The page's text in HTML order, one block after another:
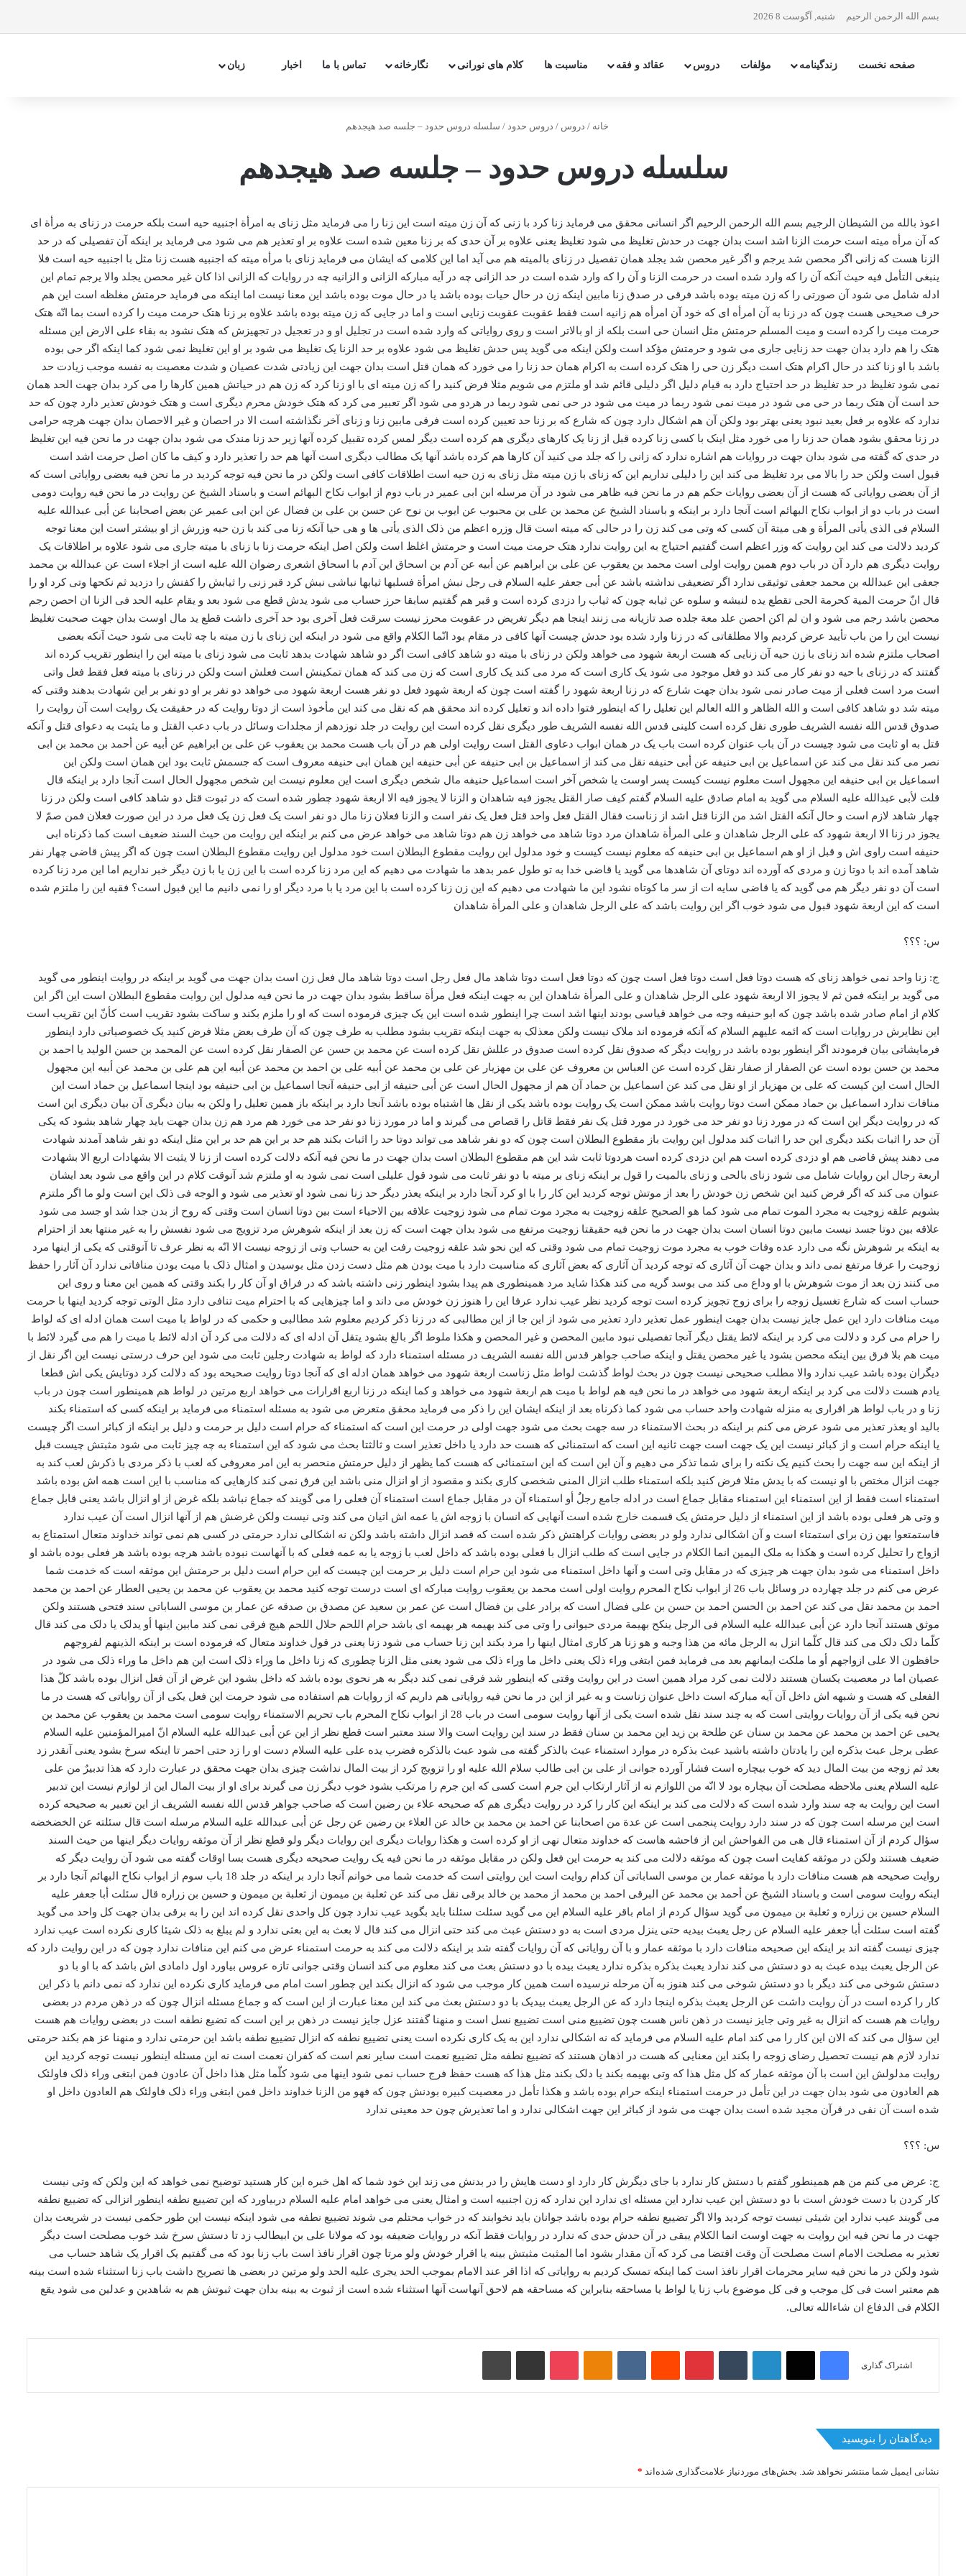
بسم الله الرحمن الرحیم شنبه, آگوست 8 2026
صفحه نخست زندگینامه مؤلفات دروس عقائد و فقه مناسبت ها کلام های نورانی نگارخانه تماس با ما اخبار زبان
خانه / دروس / دروس حدود / سلسله دروس حدود – جلسه صد هیجدهم
سلسله دروس حدود – جلسه صد هیجدهم
اعوذ بالله من الشیطان الرجیم بسم الله الرحمن الرحیم اگر انسانی محقق می فرماید زنا کرد با زنی که آن زن میته است این زنا را می فرماید مثل زنای به امرأة اجنبیه حیه است بلکه حرمت در زنای به مرأة ای
که آن مرأه میته است حرمت الزنا اشد است بدان جهت در حدش تغلیظ می شود تغلیظ یعنی علاوه بر آن حدی که بر زنا معین شده است علاوه بر او تعذیر هم می شود می فرماید بر اینکه آن تفصیلی که در حد
الزنا هست که زانی اگر محصن شد یرجم و اگر غیر محصن شد یجلد همان تفصیل در زنای بالمیته هم می آید اما این کلامی که ایشان می فرماید زنای با مرأه میته که اجنبیه هست زنا مثل با اجنبیه حیه است فلا
ینبغی التأمل فیه حیث آنکه آن را که وارد شده است در حرمت الزنا و آن را که وارد شده است در حد الزانی چه در آیه مبارکه الزانی و الزانیه چه در روایات که الزانی اذا کان غیر محصن یجلد والا یرجم تمام این
ادله شامل می شود آن صورتی را که زن میته بوده باشد فرقی در صدق زنا مابین اینکه زن در حال حیات بوده باشد یا در حال موت بوده باشد این معنا نیست اما اینکه می فرماید حرمتش مغلظه است این هم
حرف صحیحی هست چون که در زنا به آن امرأه ای که خود آن امرأه هم زانیه است فقط عقوبت عقوبت زنایی است و اما در جایی که زن میته بوده باشد علاوه بر زنا هتک حرمت میت را کرده است بما انّه هتک
حرمت میت را کرده است و میت المسلم حرمتش مثل انسان حی است بلکه از او بالاتر است و روی روایاتی که وارد شده است در تجلیل او و در تعجیل در تجهیزش که هتک نشود به بقاء علی الارض این مسئله
هتک را هم دارد بدان جهت حد زنایی جاری می شود و حرمتش مؤکد است ولکن اینکه می گوید پس حدش تغلیظ می شود علاوه بر حد الزنا یک تغلیظ می شود بر او این تغلیظ نمی شود کما اینکه اگر حی بوده
باشد با او زنا کند در حال اکرام هتک است دیگر زن حی را هتک کرده است به اکرام همان حد زنا را می خورد که همان قتل است بدان جهت این زیادتی شدت عصیان و شدت معصیت به نفسه موجب زیادت حد
نمی شود تغلیظ در حد تغلیظ در حد احتیاج دارد به قیام دلیل اگر دلیلی قائم شد او ملتزم می شویم مثلا فرض کنید را که زن میته ای با او زنا کرد که زن هم در حیاتش همین کارها را می کرد بدان جهت الحد همان
حد است آن هتک ربما در حی می شود در میت نمی شود ربما در میت می شود در حی نمی شود ربما در هردو می شود اگر تعبیر می کرد که هتک خودش محرم دیگری است و هتک خودش تعذیر دارد چون که حد
ندارد که علاوه بر فعل بعید نبود یعنی بهتر بود ولکن آن هم اشکال دارد چون که شارع که بر زنا حد تعیین کرده است فرقی مابین زنا و زنای آخر نگذاشته است الا در احصان و غیر الاحصان بدان جهت هرچه حرامی
در زنا محقق بشود همان حد زنا را می خورد مثل اینک با کسی زنا کرده قبل از زنا یک کارهای دیگری هم کرده است دیگر لمس کرده تقبیل کرده آنها زیر حد زنا مندک می شود بدان جهت در ما نحن فیه این تغلیظ
در حدی که گفته می شود بدان جهت در روایات هم اشاره ندارد که زانی را که جلد می کنید آن کارها هم کرده باشد آنها یک مطالب دیگری است آنها هم حد را تعذیر دارد و کیف ما کان اصل حرمت اشد است
قبول است ولکن حد را بالا می برد تغلیظ می کند این را دلیلی نداریم این که زنای با زن میته مثل زنای به زن حیه است اطلاقات کافی است ولکن در ما نحن فیه توجه کردید در ما نحن فیه بعضی روایاتی است که
از آن بعضی روایاتی که هست از آن بعضی روایات حکم هم در ما نحن فیه ظاهر می شود در آن مرسله ابن ابی عمیر در باب دوم از ابواب نکاح البهائم است و باسناد الشیخ عن روایت در ما نحن فیه روایت دومی
است در باب دو از ابواب نکاح البهائم است آنجا دارد بر اینکه و باسناد الشیخ عن محمد بن علی بن محبوب عن ایوب بن نوح عن حسن بن علی بن فضال عن ابن ابی عمیر عن بعض اصحابنا عن أبی عبدالله علیه
السلام فی الذی یأتی المرأة و هی میتة آن کسی که وتی می کند زن را در حالی که میته است قال وزره اعظم من ذلک الذی یأتی ها و هی حیا آنکه زنا می کند با زن حیه وزرش از او بیشتر است این معنا توجه
کردید دلالت می کند این روایت که وزر اعظم است گفتیم احتیاج به این روایت ندارد هتک حرمت میت است و حرمتش اغلظ است ولکن اصل اینکه حرمت زنا با زنای با میته جاری می شود علاوه بر اطلاقات یک
روایت دیگری هم دارد آن در باب دوم همین روایت اولی است محمد بن یعقوب عن علی بن ابراهیم عن أبیه عن آدم بن اسحاق این آدم با اسحاق اشعری رضوان الله علیه است از اجلاء است عن عبدالله بن محمد
جعفی این عبدالله بن محمد جعفی توثیقی ندارد اگر تضعیفی نداشته باشد عن أبی جعفر علیه السلام فی رجل نبش امرأة فسلبها ثیابها نباشی نبش کرد قبر زنی را ثیابش را کفنش را دزدید ثم نکحها وتی کرد او را
قال انّ حرمت المیة کحرمة الحی تقطع یده لنبشه و سلوه عن ثیابه چون که ثیاب را دزدی کرده است و قبر هم گفتیم سابقا حرز حساب می شود یدش قطع می شود بعد و یقام علیه الحد فی الزنا ان احصن رجم
محصن باشد رجم می شود و ان لم اکن احصن علد معة جلده صد تازیانه می زنند اینجا هم دیگر تغریض در عقوبت محرز نیست سرقت فعل آخری بود حد آخری داشت قطع ید مال اوست بدان جهت صحبت تغلیظ
نیست این را من باب تأیید عرض کردیم والا مطلقاتی که در زنا وارد شده بود حدش چیست آنها کافی در مقام بود انّما الکلام واقع می شود در اینکه این زنای با زن میته با چه ثابت می شود حیث آنکه بعضی
اصحاب ملتزم شده اند زنای با زن حیه آن زنایی که هست اربعة شهود می خواهد ولکن در زنای با میته دو شاهد کافی است اگر دو شاهد شهادت بدهد ثابت می شود زنای با میته این را اینطور تقریب کرده اند
گفتند که در زنای با حیه دو نفر کار می کند دو فعل موجود می شود یک کاری است که مرد می کند یک کاری است که زن می کند که همان تمکینش است فعلش است ولکن در زنای با میته فعل فقط فعل واتی
است مرد است فعلی از میت صادر نمی شود بدان جهت شارع که در زنا اربعة شهود را گفته است چون که اربعة شهود فعل دو نفر هست اربعة شهود می خواهد دو نفر بر او دو نفر بر این شهادت بدهند وقتی که
میته شد دو شاهد کافی است و الله الظاهر و الله العالم این تعلیل را که اینطور فتوا داده اند و تعلیل کرده اند محقق هم که نقل می کند این مأخوذ است از دوتا روایت که در حقیقت یک روایت است آن روایت را
صدوق قدس الله نفسه الشریف طوری نقل کرده است کلینی قدس الله نفسه الشریف طور دیگری نقل کرده است این روایت در جلد نوزدهم از مجلدات وسائل در باب دعب القتل و ما یثبت به دعوای قتل و آنکه
قتل به او ثابت می شود چیست در آن باب عنوان کرده است باب یک در همان ابواب دعاوی القتل است روایت اولی هم در آن باب هست محمد بن یعقوب عن علی بن ابراهیم عن أبیه عن أحمد بن محمد بن ابی
نصر می کند نقل می کند عن اسماعیل بن ابی حنیفه عن أبی حنیفه نقل می کند از اسماعیل بن ابی حنیفه عن أبی حنیفه این همان ابی حنیفه معروف است که جسمش ثابت بود این همان است ولکن این
اسماعیل بن ابی حنیفه این مجهول است معلوم نیست کیست پسر اوست یا شخص آخر است اسماعیل حنیفه مال شخص دیگری است این معلوم نیست این شخص مجهول الحال است آنجا دارد بر اینکه قال
قلت لأبی عبدالله علیه السلام می گوید به امام صادق علیه السلام گفتم کیف صار القتل یجوز فیه شاهدان و الزنا لا یجوز فیه الا اربعة شهود چطور شده است که در ثبوت قتل دو شاهد کافی است ولکن در زنا
چهار شاهد لازم است و حال آنکه القتل اشد من الزنا قتل اشد از زناست فقال القتل فعل واحد قتل فعل یک نفر است و الزنا فعلان زنا مال دو نفر است یک فعل زن یک فعل مرد در این صورت فعلان فمن صمّ لا
یجوز در زنا الا اربعة شهود که علی الرجل شاهدان و علی المرأة شاهدان مرد دوتا شاهد می خواهد زن هم دوتا شاهد می خواهد عرض می کنم بر اینکه این روایت من حیث السند ضعیف است کما ذکرناه ابی
حنیفه است راوی اش و قبل از او هم اسماعیل بن ابی حنیفه که معلوم نیست کیست و خود مدلول این روایت مقطوع البطلان است خود مدلول این روایت مقطوع البطلان است چون که اگر پیش قاضی چهار نفر
شاهد آمده اند با دوتا زن و مردی که آورده اند دوتای آن شاهدها می گوید یا قاضی خدا به تو طول عمر بدهد ما شهادت می دهیم که این مرد زنا کرده است با این زن یا با زن دیگر خبر نداریم اما این مرد زنا کرده
است آن دو نفر دیگر هم می گوید که یا قاضی سایه ات از سر ما کوتاه نشود این ما شهادت می دهیم که این زن زنا کرده است با این مرد یا با مرد دیگر او را نمی دانیم ما این قبول است؟ فقیه این را ملتزم شده
است که این اربعة شهود قبول می شود خوب اگر این روایت باشد که علی الرجل شاهدان و علی المرأة شاهدان
س: ؟؟؟
ج: زنا واحد نمی خواهد زنای که هست دوتا فعل است دوتا فعل است چون که دوتا فعل است دوتا شاهد مال فعل رجل است دوتا شاهد مال فعل زن است بدان جهت می گوید بر اینکه در روایت اینطور می گوید می گوید بر اینکه فمن ثم لا یجوز الا اربعة شهود علی الرجل شاهدان و علی المرأة شاهدان این به جهت اینکه فعل مرأة ساقط بشود بدان جهت در ما نحن فیه مدلول این روایت مقطوع البطلان است این اگر این کلام از امام صادر شده باشد چون که ابو حنیفه وجه می خواهد قیاسی بودند اینها اشد است چرا اینطور شده است این یک چیزی فرموده است که او را ملزم بکند و ساکت بشود تقریب است کأنّ این تقریب است این نظایرش در روایات است که ائمه علیهم السلام که آنکه فرموده اند ملاک نیست ولکن معذلک به جهت اینکه تقریب بشود مطلب به طرف چون که آن طرف بعض مثلا فرض کنید یک خصوصیاتی دارد اینطور فرمایشاتی بیان فرمودند اگر اینطور بوده باشد در روایت دیگر که صدوق نقل کرده است صدوق در عللش نقل کرده است عن محمد بن حسن عن الصفار نقل کرده است عن المحمد بن حسن الولید یا احمد بن محمد بن حسن بوده است عن الصفار از صفار نقل کرده است عن العباس بن معروف عن علی بن مهزیار عن علی بن محمد عن أبیه علی بن احمد بن محمد عن أبیه این هم علی بن محمد عن أبیه این مجهول الحال است این کیست که علی بن مهزیار از او نقل می کند عن اسماعیل بن حماد آن هم از مجهول الحال است عن أبی حنیفه از ابی حنیفه آنجا اسماعیل بن ابی حنیفه بود اینجا اسماعیل بن حماد است این منافات ندارد اسماعیل بن حماد ممکن است دوتا روایت باشد ممکن است یک روایت بوده باشد یکی از نقل ها اشتباه بوده باشد آنجا دارد بر اینکه باز همین تعلیل را ولکن به بیان دیگری آن بیان دیگری این است که در روایت دیگر این است که در مورد زنا دو نفر حد می خورد در مورد قتل یک نفر فقط قاتل را قصاص می گیرند و اما در مورد زنا دو نفر حد می خورد هم مرد هم زن بدان جهت باید چهار شاهد بشود که یکی آن حد را اثبات بکند دیگری این حد را اثبات کند مدلول این روایت باز مقطوع البطلان است چون که دو نفر شاهد می تواند دوتا حد را اثبات بکند هم حد بر این هم حد بر این مثل اینکه دو نفر شاهد آمدند شهادت می دهند پیش قاضی هم او دزدی کرده است هم این دزدی کرده است هردوتا ثابت شد این هم مقطوع البطلان است بدان جهت در ما نحن فیه آنکه دلالت کرده است از زنا لا یثبت الا بشهادات اربع الا بشهادت اربعة رجال این روایات شامل می شود زنای بالحی و زنای بالمیت را قول بر اینکه زنای بر میته با دو نفر ثابت می شود قول علیلی است نمی شود به او ملتزم شد آنوقت کلام در این واقع می شود بعد ایشان عنوان می کند که اگر فرض کنید این شخص زن خودش را بعد از موتش توجه کردید این کار را با او کرد آنجا دارد بر اینکه یعذر دیگر حد زنا نمی شود او تعذیر می شود و الوجه فی ذلک این است ولو ما اگر ملتزم بشویم علقه زوجیت به مجرد الموت تمام می شود کما هو الصحیح علقه زوجیت به مجرد موت تمام می شود زوجیت علاقه بین الاحیاء است بین دوتا انسان است وقتی که روح از بدن جدا شد او جسد می شود علاقه بین دوتا جسد نیست مابین دوتا انسان است بدان جهت در ما نحن فیه حقیقتا زوجیت مرتفع می شود بدان جهت است که زن بعد از اینکه شوهرش مرد تزویج می شود نفسش را به غیر منتها بعد از احترام به اینکه بر شوهرش نگه می دارد عده وفات خوب به مجرد موت زوجیت تمام می شود وقتی که این نحو شد علقه زوجیت رفت این به حساب وتی از زوجه نیست الا انّه به نظر عرف تا آنوقتی که یکی از اینها مرد زوجیت را عرفا مرتفع نمی داند و بدان جهت آن آثاری که توجه کردید آن آثاری که بعض آثاری که مناسبت دارد با میت بودن هم مثل دست زدن مثل بوسیدن و امثال ذلک با میت بودن منافاتی ندارد آن آثار را حفظ می کنند زن بعد از موت شوهرش با او وداع می کند می بوسد گریه می کند هکذا شاید مرد همینطوری هم پیدا بشود اینطور زنی داشته باشد که در فراق او آن کار را بکند وقتی که همین این معنا و روی این حساب است که شارع تغسیل زوجه را برای زوج تجویز کرده است توجه کردید نظر عیب ندارد عرفا این را هنوز زن خودش می داند و اما چیزهایی که با احترام میت تنافی دارد مثل الوتی توجه کردید اینها با حرمت میت منافات دارد این عمل جایز نیست بدان جهت اینطور عمل تعذیر دارد تعذیر می شود از این جا از این مطالبی که در زنا ذکر کردیم معلوم شد مطالبی و حکمی که در لواط با میت است همان ادله ای که لواط را حرام می کرد و دلالت می کرد بر اینکه لائط یقتل دیگر آنجا تفصیلی نبود مابین المحصن و غیر المحصن و هکذا ملوط اگر بالغ بشود یتقل آن ادله ای که دلالت می کرد آن ادله لائط با میت را هم می گیرد لائط با میت هم بلا فرق بین اینکه محصن بشود یا غیر محصن یقتل و اینکه صاحب جواهر قدس الله نفسه الشریف در مسئله استمناء دارد که لواط به شهادت رجلین ثابت می شود این حرف درستی نیست این اگر نقل از دیگران بوده باشد عیب ندارد والا مطلب صحیحی نیست چون در بحث لواط گذشت لواط مثل زناست اربعة شهود می خواهد همان ادله ای که آنجا دوتا روایت صحیحه بود که دلالت کرد دوتایش یکی اش قطعا یادم هست دلالت می کرد بر اینکه اربعة شهود می خواهد در ما نحن فیه هم لواط با میت هم اربعة شهود می خواهد و کما اینکه در زنا اربع اقرارات می خواهد اربع مرتین در لواط هم همینطور است چون در باب زنا و در باب لواط هر اقراری به منزله شهادت واحد حساب می شود کما ذکرناه بعد از اینکه ایشان این را ذکر می فرماید محقق متعرض می شود به مسئله استمناء می فرماید بر اینکه کسی که استمناء بکند بالید او یعذر تعذیر می شود عرض می کنم بر اینکه در بحث الاستمناء در سه جهت بحث می شود جهت اولی در حرمت این است که استمناء که حرام است دلیل بر حرمت و دلیل بر اینکه از کبائر است اگر چیست یا اینکه حرام است و از کبائر نیست این یک جهت است جهت ثانیه این است که استمنائی که هست حد دارد یا داخل تعذیر است و ثالثتا بحث می شود که این استمناء به چه چیز ثابت می شود مثبتش چیست قبل از اینکه این سه جهت را بحث کنیم یک نکته را برای شما تذکر می دهیم و آن این است که این استمنائی که هست کما یظهر از دلیل حرمتش منحصر به این امر معروفی که لعب با ذکر مردی با ذکرش لعب کند به جهت انزال مختص با او نیست که با یدش مثلا فرض کنید بلکه استمناء طلب انزال المنی شخصی کاری بکند و مقصود از او انزال منی باشد این فرق نمی کند کارهایی که مناسب با این است همه اش بوده باشد استمناء است فقط از این استمناء این استمناء مقابل جماع است در ادله جامع رجلٌ أو استمناء آن در مقابل جماع است استمناء آن فعلی را می گویند که جماع نباشد بلکه غرض از او انزال باشد یعنی قابل جماع و وتی هر فعلی بوده باشد از این استمناء از دلیل حرمتش یک قسمت خارج شده است آنهایی که انسان با زوجه اش یا عمه اش اتیان می کند وتی نیست ولکن غرضش هم از آنها انزال است آن عیب ندارد فاستمتعوا بهن زن برای استمتاء است و آن اشکالی ندارد ولو در بعضی روایات کراهتش ذکر شده است که قصد انزال داشته باشد ولکن نه اشکالی ندارد حرمتی در کسی هم نمی تواند خداوند متعال استمتاع به ازواج را تحلیل کرده است و هکذا به ملک الیمین انما الکلام در جایی است که طلب انزال با فعلی بوده باشد که داخل لعب با زوجه یا به عمه فعلی که با آنهاست نبوده باشد هرچه بوده باشد هر فعلی بوده باشد او داخل استمناء می شود بدان جهت هر چیزی که در مقابل وتی است و آنها داخل استمناء می شود این حرام است دلیل بر حرمت این چیست که این حرام است دلیل بر حرمتش این موثقه است که خدمت شما عرض می کنم در جلد چهارده در وسائل باب 26 از ابواب نکاح المحرم روایت اولی است محمد بن یعقوب روایت مبارکه ای است درست توجه کنید محمد بن یعقوب عن محمد بن یحیی العطار عن احمد بن محمد احمد بن محمد نقل می کند عن احمد بن الحسن احمد بن حسن بن علی فضال است که برادر علی بن فضال است عن عمر بن سعید عن مصدق بن صدقه عن عمار بن موسی الساباتی سند فتحی هستند ولکن موثق هستند آنجا دارد عن أبی عبدالله علیه السلام فی الرجل ینکح بهیمة مردی حیوانی را وتی می کند بهیمه هر بهیمه ای باشد حرام اللحم حلال اللحم هیچ فرقی نمی کند مابین اینها أو یدلک یا دلک می کند قال کلّما دلک دلک می کند قال کلّما انزل به الرجل مائه من هذا وجبه و هو زنا هر کاری امثال اینها را مرد بکند این زنا حساب می شود زنا یعنی در قول خداوند متعال که فرموده است بر اینکه الذینهم لفروجهم حافظون الا علی ازواجهم أو ما ملکت ایمانهم بعد می فرماید فمن ابتغی وراء ذلک یعنی داخل ما وراء ذلک می شود یعنی مثل الزنا چطوری که زنا داخل ما وراء ذلک است این هم داخل ما وراء ذلک می شود در عصیان اما در معصیت یکسان هستند دلالت نمی کرد مراد همین است در این روایت وقتی که اینطور شد فرقی نمی کند دیگر به هر نحوی بوده باشد که داخل بشود این غرض از آن فعل انزال بوده باشد کلّ هذا الفعلی که هست و شبهه اش داخل آن آیه مبارکه است داخل عنوان زناست و به غیر از این در ما نحن فیه روایاتی هم داریم که از روایات هم استفاده می شود حرمت این فعل یکی از آن روایاتی که هست در ما نحن فیه یکی از آن روایات روایتی است که به چند سند نقل شده است یکی از آنها روایت سومی است در باب 28 از ابواب نکاح المحرم باب تحریم الاستمناء روایت سومی است محمد بن یعقوب عن محمد بن یحیی عن احمد بن محمد عن محمد بن سنان عن طلحة بن زید این محمد بن سنان فقط در سند این روایت است والا سند معتبر است قطع نظر از این عن أبی عبدالله علیه السلام انّ امیرالمؤمنین علیه السلام عطی برجل عبث بذکره این را یادتان داشته باشید عبث بذکره در موارد استمناء عبث بالذکر گفته می شود عبث بالذکره فضرب یده علی علیه السلام دست او را زد حتی احمر تا اینکه سرخ بشود یعنی آنقدر زد بعد ثم زوجه من بیت المال دید که خوب بیچاره است فشار آورده جوانی از علی بن ابی طالب سلام الله علیه او را تزویج کرد از بیت المال نداشت چیزی بدان جهت محقق در عبارت دارد که هذا تدبیرٌ من علی علیه السلام یعنی ملاحظه مصلحت آن بیچاره بود لا انّه من اللوازم نه از آثار ارتکاب این جرم است کسی که این جرم را مرتکب بشود خوب دیگر زن می گیرند برای او از بیت المال این از لوازم نیست این تدبیر است این روایت به چه سند وارد شده است که دلالت می کند بر اینکه این کار را کرد در روایت دیگری هم که صحیحه علاء بن رضین است که صاحب جواهر قدس الله نفسه الشریف از این تعبیر به صحیحه کرده است این مرسله است چون که در سند دارد روایت پنجمی است عن عدة من اصحابنا عن احمد بن محمد بن خالد عن العلاء بن رضین عن رجل عن أبی عبدالله علیه السلام مرسله است قال سئلته عن الخضخضه سؤال کردم از آن استمناء قال هی من الفواحش این از فاحشه هاست که خداوند متعال نهی از او کرده است و هکذا روایات دیگری این روایات دیگر ولو قطع نظر از آن موثقه روایات دیگر اینها من حیث السند ضعیف هستند ولکن در موثقه کفایت است چون که موثقه دلالت می کند به حرمت این فعل ولکن در مقابل موثقه در ما نحن فیه یک روایت صحیحه دیگری هست بسا اوقات گفته می شود آن روایت دیگر که روایت صحیحه هم هست منافات دارد با موثقه عمار بن موسی الساباتی آن کدام روایت است این روایتی است که خدمت شما می خوانم آنجا دارد بر اینکه در جلد 18 باب سوم از ابواب نکاح البهائم آنجا دارد بر اینکه روایت سومی است و باسناد الشیخ عن أحمد بن محمد عن البرقی احمد بن محمد از محمد بن خالد برقی نقل می کند عن ثعلبة بن میمون از ثعلبة بن میمون و حسین بن زراره قال سئلت أبا جعفر علیه السلام حسین بن زراره و ثعلبة بن میمون می گوید سؤال کردم از امام باقر علیه السلام این می گوید سئلت سئلنا باید بگوید عیب ندارد چون کل واحدی نقل کرده اند این را به برقی بدان جهت کل واحد می گوید گفته است سئلت أبا جعفر علیه السلام عن رجل یعبث بیدیه حتی ینزل مردی است به دو دستش عبث می کند حتی انزال می کند قال لا بعث به این بعثی ندارد و لم یبلغ به ذلک شیئا کاری نکرده است عیب ندارد چیزی نیست
س: ؟؟؟
ج: عرض می کنم من هم همینطور گفتم با دستش کار ندارد با جای دیگرش کار دارد او دست هایش را در بدنش می زند این خود شما که اهل خبره این کار هستید توضیح نمی خواهد که این ولکن که وتی نیست
کار کردن با دست خودش است با دو دستش این عیب ندارد این مسئله ای ندارد این ندارد که زن اجنبیه است و امثال یعنی می خواهد امام علیه السلام دربیاورد که این تضییع نطفه اینطور انزالی که تضییع نطفه
می گویند عیب ندارد این شیئی نیست توجه کردید والا اگر تضییع نطفه حرام بوده باشد جوانان باید نخوابند که در خواب محتلم می شوند تضییع نطفه می شود اینکه نیست این طور حکمی نیست در شریعت بدان
جهت در ما نحن فیه این روایت به جهت اوست انما الکلام یبقی در آن حدش حدی که ندارد در روایات فقط آنکه در روایات ضعیفه بود که مولانا علی بن ابیطالب زد تا دستش سرخ شد خوب مصلحت است دیگر
تعذیر به مصلحت الامام است مصلحت آن وقت اقتضا می کرد که آن مقدار بشود اما المثبت مثبتش بینه یا اقرار خودش ولو مرتا چون اقرار نافذ است باب زنا بود که می گفتیم یک اقرار یک شاهد حساب می
شود ولکن در ما نحن فیه سایر محرمات اقرار نافذ است کما اینکه تمسک کردیم به روایاتی که اذا اقر عند الامام بموجب الحد یجری علیه الحد ولو مرتین در بعضی ها تصریح داشت باب زنا استثناء شده است بینه
هم معتبر است فی کل موجب و فی کل موضوع باب زنا یا لواط یا مساحقه بنابراین که مساحقه هم لاحق آنهاست آنها استثناء شده است از ثبوت به بینه بدان جهت ثبوتش هم به شاهدین و عدلین می شود یقع
الکلام فی الدفاع ان شاءالله تعالی.
اشتراک گذاری
فیسبوکایکس لینکداین تامبلر پینتریستReddit
VKontakte
Odnoklassniki
پاکت اشتراک گذاری با ایمیل چاپ
دیدگاهتان را بنویسید
نشانی ایمیل شما منتشر نخواهد شد. بخش‌های موردنیاز علامت‌گذاری شده‌اند *